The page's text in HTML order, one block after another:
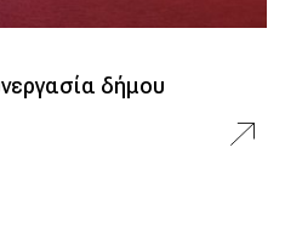
δήμου